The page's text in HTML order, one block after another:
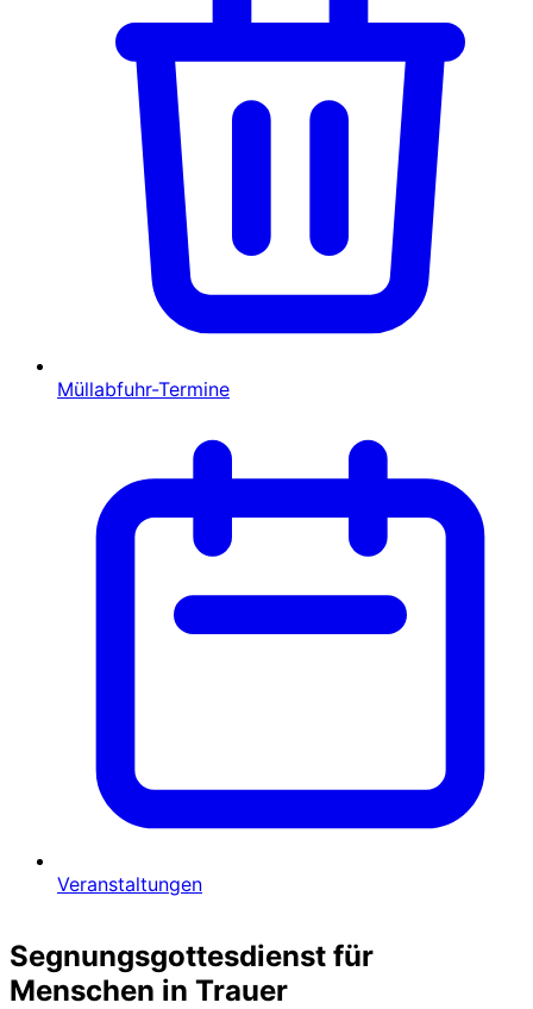
Müllabfuhr-Termine
Veranstaltungen
Segnungsgottesdienst für
Menschen in Trauer